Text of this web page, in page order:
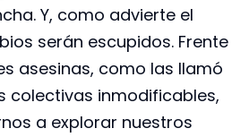
Y, como advierte el
serán escupidos. Frente
asesinas, como las llamó
colectivas inmodificables,
a explorar nuestros